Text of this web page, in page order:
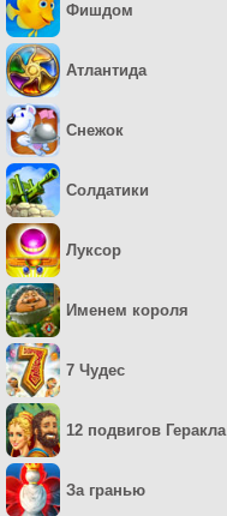
Фишдом
Атлантида
Снежок
Солдатики
Луксор
Именем короля
7 Чудес
12 подвигов Геракла
За гранью